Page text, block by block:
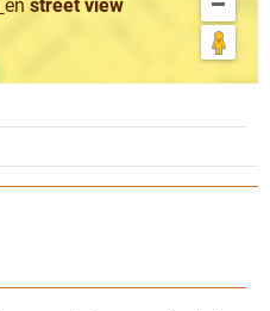
en street view